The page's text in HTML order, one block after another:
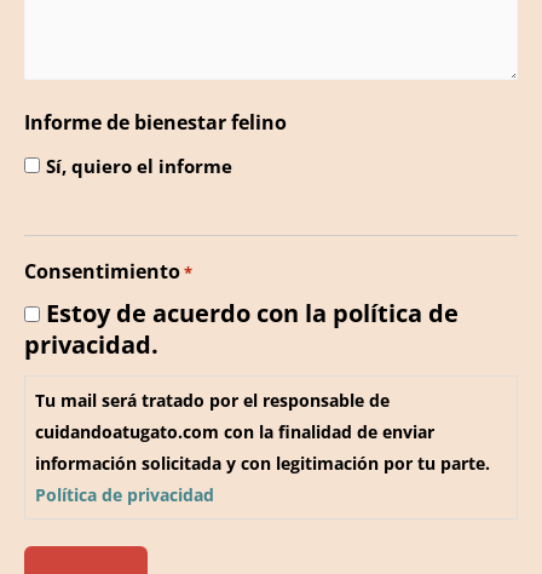
Informe de bienestar felino
Sí, quiero el informe
Consentimiento*
Estoy de acuerdo con la política de
privacidad.
Tu mail será tratado por el responsable de
cuidandoatugato.com con la finalidad de enviar
información solicitada y con legitimación por tu parte.
Política de privacidad